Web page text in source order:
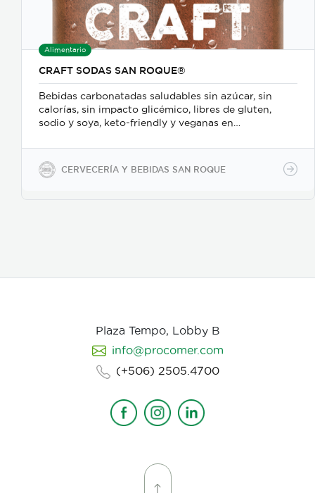
Alimentario
CRAFT SODAS SAN ROQUE®
Bebidas carbonatadas saludables sin azúcar, sin
calorías, sin impacto glicémico, libres de gluten,
sodio y soya, keto-friendly y veganas en
en PET.
CERVECERÍA Y BEBIDAS SAN ROQUE
Plaza Tempo, Lobby B
info@procomer.com
(+506) 2505.4700